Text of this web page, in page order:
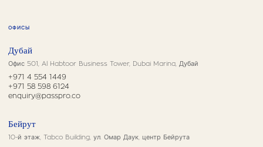
ОФИСЫ
Дубай
Офис 501, Al Habtoor Business Tower, Dubai Marina, Дубай
+971 4 554 1449
+971 58 598 6124
enquiry@passpro.co
Бейрут
10-й этаж, Tabco Building, ул. Омар Даук, центр Бейрута